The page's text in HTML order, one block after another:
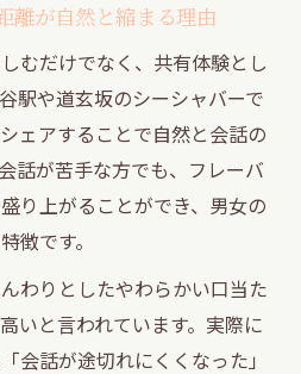
シーシャを楽しむ会話のコ
坂シーシャがより親密な時
も安心の道玄坂おすすめポ
ーシャの魅力を徹底解剖
渋谷シーシャのリラックス
離が自然と縮まる理由
むだけでなく、共有体験とし
駅や道玄坂のシーシャバーで
ェアすることで自然と会話の
話が苦手な方でも、フレーバ
り上がることができ、男女の
徴です。
わりとしたやわらかい口当た
いと言われています。実際に
会話が途切れにくくなった」